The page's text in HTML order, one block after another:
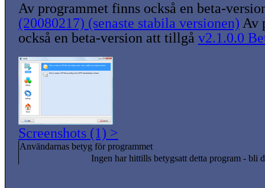
Av programmet finns också en beta-
(20080217) (senaste stabila versionen) Av
också en beta-version att tillgå v2.1.0.0
Screenshots (1) >
Användarnas betyg för programmet
Ingen har hittills betygsatt detta program - bli